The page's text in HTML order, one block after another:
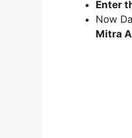
Enter
Now
Mitra